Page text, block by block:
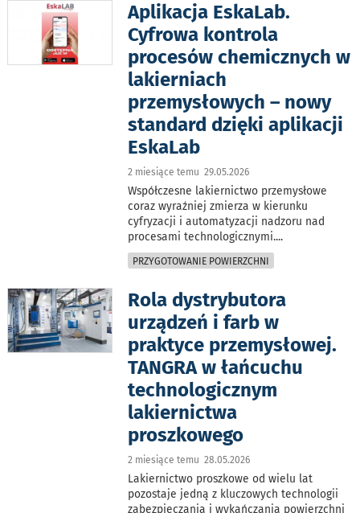
Aplikacja EskaLab.
Cyfrowa kontrola
procesów chemicznych w
lakierniach
przemysłowych – nowy
standard dzięki aplikacji
EskaLab
2 miesiące temu 29.05.2026
Współczesne lakiernictwo przemysłowe
coraz wyraźniej zmierza w kierunku
cyfryzacji i automatyzacji nadzoru nad
procesami technologicznymi....
PRZYGOTOWANIE POWIERZCHNI
Rola dystrybutora
urządzeń i farb w
praktyce przemysłowej.
TANGRA w łańcuchu
technologicznym
lakiernictwa
proszkowego
2 miesiące temu 28.05.2026
Lakiernictwo proszkowe od wielu lat
pozostaje jedną z kluczowych technologii
zabezpieczania i wykańczania powierzchni